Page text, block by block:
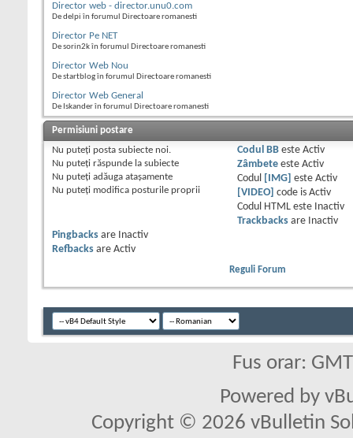
Director web - director.unu0.com
De delpi în forumul Directoare romanesti
Director Pe NET
De sorin2k în forumul Directoare romanesti
Director Web Nou
De startblog în forumul Directoare romanesti
Director Web General
De Iskander în forumul Directoare romanesti
Permisiuni postare
Nu puteţi posta subiecte noi.
Nu puteţi răspunde la subiecte
Nu puteţi adăuga ataşamente
Nu puteţi modifica posturile proprii
Codul BBeste Activ
Zâmbeteeste Activ
Codul
[IMG] este Activ
[VIDEO]
code is Activ
Codul HTML este
Inactiv
Trackbacksare
Inactiv
Pingbacks are
Inactiv
Refbacks are Activ
Reguli Forum
Fus orar:
Powered by
Copyright © 2026 vBulletin